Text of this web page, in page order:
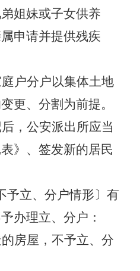
姐妹或子女供养
申请并提供残疾
户分户以集体土地
更、分割为前提。
，公安派出所应当
》、签发新的居民
予立、分户情形〕 有
办理立、分户：
房屋 ，不予立、分